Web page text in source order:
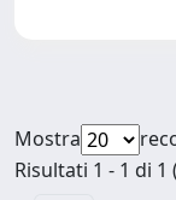
Mostra
Risultati 1 - 1 di